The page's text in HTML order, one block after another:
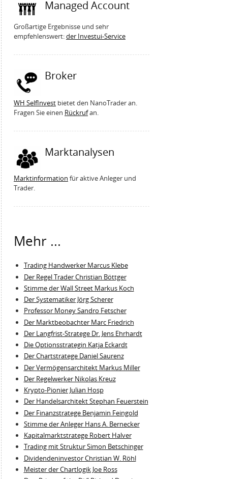
Managed Account
Großartige Ergebnisse und sehr
empfehlenswert:der Investui-Service
Broker
WH SelfInvest bietet den NanoTrader an.
Fragen Sie einen Rückrufan.
Marktanalysen
Marktinformation für aktive Anleger und
Trader.
Mehr ...
Trading Handwerker Marcus Klebe
Der Regel Trader Christian Böttger
Stimme der Wall Street Markus Koch
Der Systematiker Jörg Scherer
Professor Money Sandro Fetscher
Der Marktbeobachter Marc Friedrich
Der Langfrist-Stratege Dr. Jens Ehrhardt
Die Optionsstrategin Katja Eckardt
Der Chartstratege Daniel Saurenz
Der Vermögensarchitekt Markus Miller
Der Regelwerker Nikolas Kreuz
Krypto-Pionier Julian Hosp
Der Handelsarchitekt Stephan Feuerstein
Der Finanzstratege Benjamin Feingold
Stimme der Anleger Hans A. Bernecker
Kapitalmarktstratege Robert Halver
Trading mit Struktur Simon Betschinger
Dividendeninvestor Christian W. Röhl
Meister der Chartlogik Joe Ross